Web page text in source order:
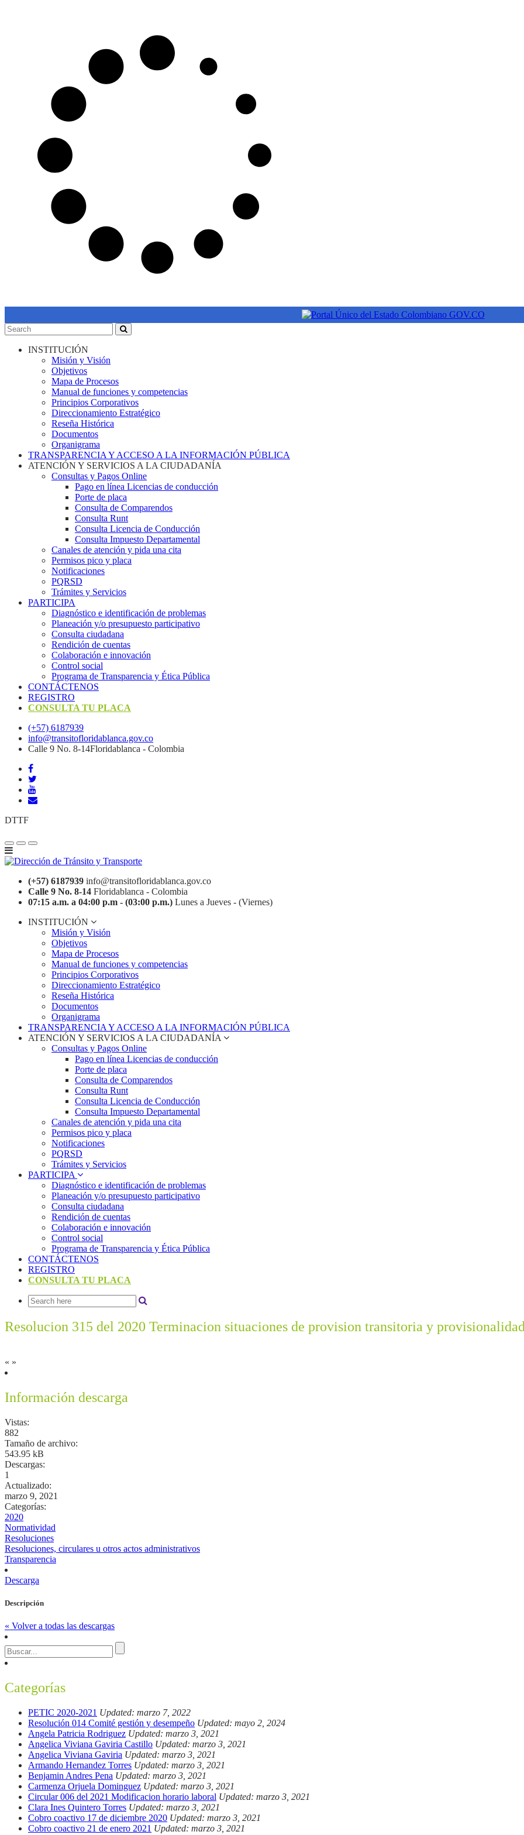
INSTITUCIÓN
Misión y Visión
Objetivos
Mapa de Procesos
Manual de funciones y competencias
Principios Corporativos
Direccionamiento Estratégico
Reseña Histórica
Documentos
Organigrama
TRANSPARENCIA Y ACCESO A LA INFORMACIÓN PÚBLICA
ATENCIÓN Y SERVICIOS A LA CIUDADANÍA
Consultas y Pagos Online
Pago en línea Licencias de conducción
Porte de placa
Consulta de Comparendos
Consulta Runt
Consulta Licencia de Conducción
Consulta Impuesto Departamental
Canales de atención y pida una cita
Permisos pico y placa
Notificaciones
PQRSD
Trámites y Servicios
PARTICIPA
Diagnóstico e identificación de problemas
Planeación y/o presupuesto participativo​
Consulta ciudadana
Rendición de cuentas
Colaboración e innovación
Control social
Programa de Transparencia y Ética Pública
CONTÁCTENOS
REGISTRO
CONSULTA TU PLACA
(+57) 6187939
info@transitofloridablanca.gov.co
Calle 9 No. 8-14Floridablanca - Colombia
DTTF
(+57) 6187939 info@transitofloridablanca.gov.co
Calle 9 No. 8-14 Floridablanca - Colombia
07:15 a.m. a 04:00 p.m - (03:00 p.m.) Lunes a Jueves - (Viernes)
INSTITUCIÓN
Misión y Visión
Objetivos
Mapa de Procesos
Manual de funciones y competencias
Principios Corporativos
Direccionamiento Estratégico
Reseña Histórica
Documentos
Organigrama
TRANSPARENCIA Y ACCESO A LA INFORMACIÓN PÚBLICA
ATENCIÓN Y SERVICIOS A LA CIUDADANÍA
Consultas y Pagos Online
Pago en línea Licencias de conducción
Porte de placa
Consulta de Comparendos
Consulta Runt
Consulta Licencia de Conducción
Consulta Impuesto Departamental
Canales de atención y pida una cita
Permisos pico y placa
Notificaciones
PQRSD
Trámites y Servicios
PARTICIPA
Diagnóstico e identificación de problemas
Planeación y/o presupuesto participativo​
Consulta ciudadana
Rendición de cuentas
Colaboración e innovación
Control social
Programa de Transparencia y Ética Pública
CONTÁCTENOS
REGISTRO
CONSULTA TU PLACA
Resolucion 315 del 2020 Terminacion situaciones de provision transitoria y
« »
Información descarga
Vistas:
882
Tamaño de archivo:
543.95 kB
Descargas:
1
Actualizado:
marzo 9, 2021
Categorías:
2020
Normatividad
Resoluciones
Resoluciones, circulares u otros actos administrativos
Transparencia
Descarga
Descripción
« Volver a todas las descargas
Categorías
PETIC 2020-2021 Updated: marzo 7, 2022
Resolución 014 Comité gestión y desempeño Updated: mayo 2, 2024
Angela Patricia Rodriguez Updated: marzo 3, 2021
Angelica Viviana Gaviria Castillo Updated: marzo 3, 2021
Angelica Viviana Gaviria Updated: marzo 3, 2021
Armando Hernandez Torres Updated: marzo 3, 2021
Benjamin Andres Pena Updated: marzo 3, 2021
Carmenza Orjuela Dominguez Updated: marzo 3, 2021
Circular 006 del 2021 Modificacion horario laboral Updated: marzo 3, 2021
Clara Ines Quintero Torres Updated: marzo 3, 2021
Cobro coactivo 17 de diciembre 2020 Updated: marzo 3, 2021
Cobro coactivo 21 de enero 2021 Updated: marzo 3, 2021